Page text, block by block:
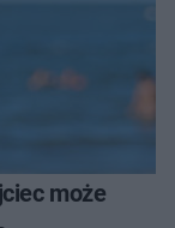
może